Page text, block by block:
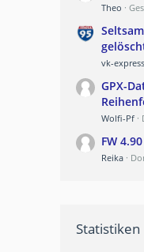
Theo
vk-express
GPX-
Wolfi-Pf
FW
Reika
Statistiken